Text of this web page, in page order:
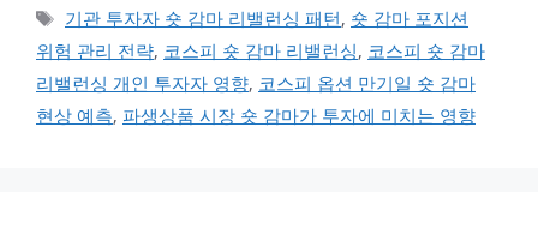
태그
기관 투자자 숏 감마 리밸런싱 패턴, 숏 감마 포지션
위험 관리 전략, 코스피 숏 감마 리밸런싱, 코스피 숏 감마
리밸런싱 개인 투자자 영향, 코스피 옵션 만기일 숏 감마
현상 예측, 파생상품 시장 숏 감마가 투자에 미치는 영향